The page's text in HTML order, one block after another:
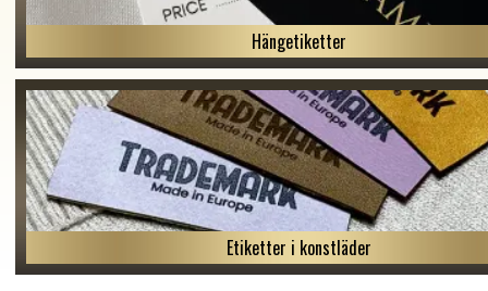
Hängetiketter
Etiketter i konstläder